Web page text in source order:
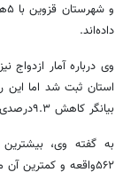
داده‌اند.
بیانگر کاهش ۹.۳درصدی ازدواج‌هاست.
۵۶۲واقعه و کمترین آن مربوط به شهرستان آوج با ۴۱۳واقعه بوده است.